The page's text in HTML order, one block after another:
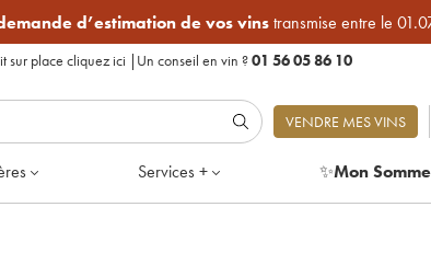
d’estimation de vos vinstransmise entre le
sur place cliquez ici | Un conseil en vin ?01 56 05 86 10
VENDRE MES VINS
Services + ✨Mon